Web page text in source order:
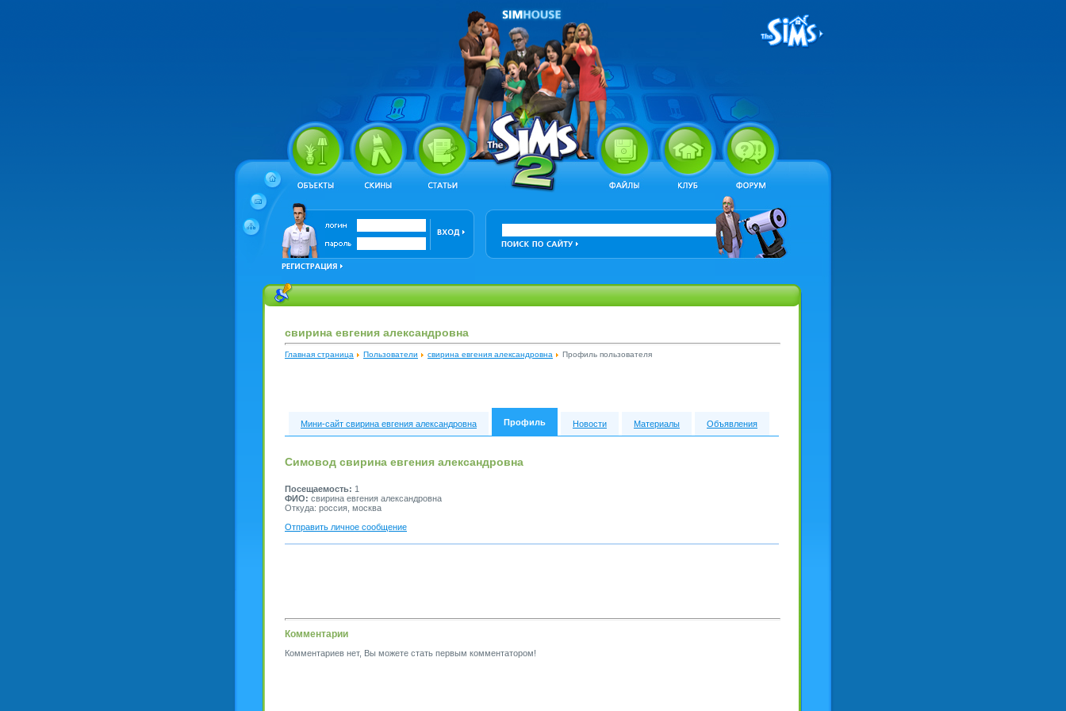
свирина евгения александровна
Главная страница Пользователи свирина евгения александровна Профиль пользователя
Мини-сайт свирина евгения александровна Профиль Новости Материалы Объявления
Симовод свирина евгения александровна
Посещаемость: 1
ФИО: свирина евгения александровна
Откуда: россия, москва
Отправить личное сообщение
Комментарии
Комментариев нет, Вы можете стать первым комментатором!